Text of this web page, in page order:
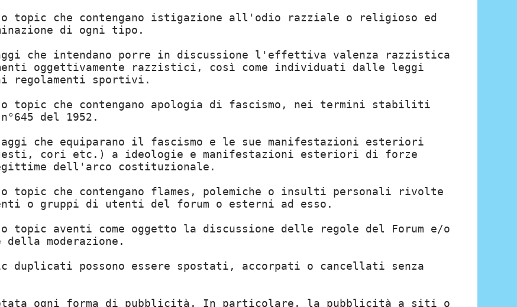
o topic che contengano istigazione all'odio razziale o religioso ed
di ogni tipo.
che intendano porre in discussione l'effettiva valenza razzistica
oggettivamente razzistici, così come individuati dalle leggi
regolamenti sportivi.
o topic che contengano apologia di fascismo, nei termini stabiliti
del 1952.
che equiparano il fascismo e le sue manifestazioni esteriori
cori etc.) a ideologie e manifestazioni esteriori di forze
dell'arco costituzionale.
o topic che contengano flames, polemiche o insulti personali rivolte
o gruppi di utenti del forum o esterni ad esso.
o topic aventi come oggetto la discussione delle regole del Forum e/o
moderazione.
possono essere spostati, accorpati o cancellati senza
ogni forma di pubblicità. In particolare, la pubblicità a siti o